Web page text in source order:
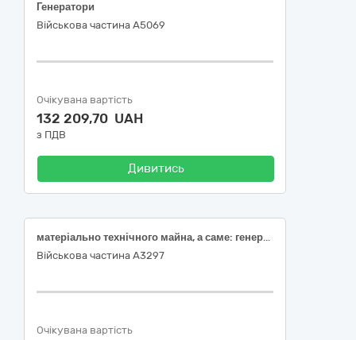
Генератори
Військова частина А5069
Очікувана вартість
132 209,70 UAH
з ПДВ
Дивитись
матеріально технічного майна, а саме: генератор спеціального призначення
Військова частина А3297
Очікувана вартість